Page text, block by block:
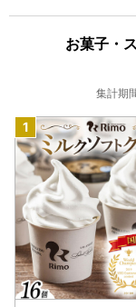
お菓子・
集計期